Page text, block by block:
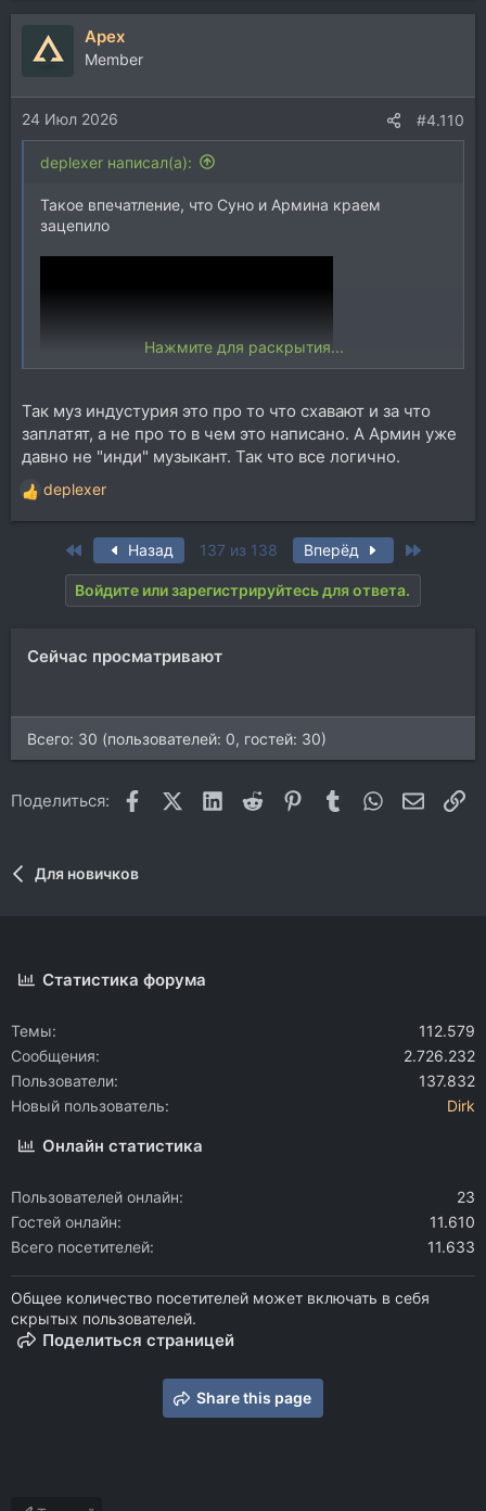
Apex
Member
24 Июл 2026 #4.110
deplexer написал(а):
Такое впечатление, что Суно и Армина краем
зацепило
некоторые моменты ну очень характЕрные )
Хотя в камментах все писают восторгом, что
Нажмите для раскрытия...
Так муз индустурия это про то что схавают и за что
заплатят, а не про то в чем это написано. А Армин уже
давно не "инди" музыкант. Так что все логично.
Р
е
deplexer
First Назад 137 из 138 Вперёд
Войдите или зарегистрируйтесь для ответа.
Сейчас просматривают
Всего: 30 (пользователей: 0, гостей: 30)
Поделиться: FacebookX (Twitter)
LinkedIn
Reddit Pinterest
Tumblr WhatsApp
Для новичков
Статистика форума
Темы
112.579
Сообщения
2.726.232
Пользователи
137.832
Новый пользователь
Dirk
Онлайн статистика
Пользователей онлайн
23
Гостей онлайн
11.610
Всего посетителей
11.633
Общее количество посетителей может включать в себя
скрытых пользователей.
Поделиться страницей
Share this page